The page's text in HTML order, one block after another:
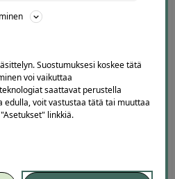
keskeisellä paikalla oleva
ihan hyvää perussettii.
Suostumuksesi koskee tätä
voi vaikuttaa
saattavat perustella
voit vastustaa tätä tai muuttaa
linkkiä.